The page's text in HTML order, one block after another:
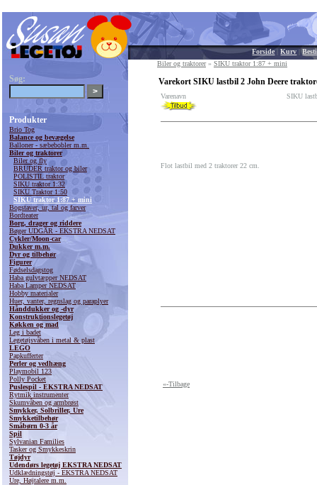
Forside|Kurv |
Søg:
Produkter
Brio Tog
Balance og bevægelse
Balloner - sæbebobler m.m.
Biler og traktorer
Biler og fly
BRUDER traktor og biler
POLISTIL traktor
SIKU traktor 1:32
SIKU Traktor 1:50
SIKU traktor 1:87 + mini
Bogstaver, ur, tal og farver
Bordteater
Borg, drager og riddere
Bøger UDGÅR - EKSTRA NEDSAT
Cykler/Moon-car
Dukker m.m.
Dyr og tilbehør
Figurer
Fødselsdagstog
Haba gulvtæpper NEDSAT
Haba Lamper NEDSAT
Hobby materialer
Huer, vanter, regnslag og paraplyer
Hånddukker og -dyr
Konstruktionslegetøj
Køkken og mad
Leg i badet
Legetøjsvåben i metal & plast
LEGO
Papkufferter
Perler og vedhæng
Playmobil 123
Polly Pocket
Puslespil - EKSTRA NEDSAT
Rytmik instrumenter
Skumvåben og armbrøst
Smykker, Solbriller, Ure
Smykketilbehør
Småbørn 0-3 år
Spil
Sylvanian Families
Tasker og Smykkeskrin
Tøjdyr
Udendørs legetøj EKSTRA NEDSAT
Udklædningstøj - EKSTRA NEDSAT
Ure, Højtalere m.m.
Biler og traktorer» SIKU traktor 1:87 + mini
Varekort SIKU lastbil 2 John Deere
Varenavn SIKU
Flot lastbil med 2 traktorer 22 cm.
«-Tilbage